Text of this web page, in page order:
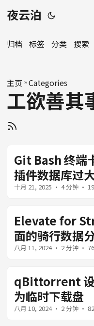
夜云泊
归档 标签 分类 搜索
主页 »Categories
工欲善其
Git Bash 终端
插件数据库过
十月 21, 2025 · 4 分钟 ·
Elevate for
面的骑行数据
八月 11, 2024· 2 分钟 ·
qBittorrent 设
为临时下载盘
八月 10, 2024· 2 分钟 ·